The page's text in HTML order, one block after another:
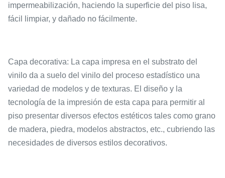
impermeabilización, haciendo la superficie del piso lisa,
fácil limpiar, y dañado no fácilmente.
Capa decorativa: La capa impresa en el substrato del
vinilo da a suelo del vinilo del proceso estadístico una
variedad de modelos y de texturas. El diseño y la
tecnología de la impresión de esta capa para permitir al
piso presentar diversos efectos estéticos tales como grano
de madera, piedra, modelos abstractos, etc., cubriendo las
necesidades de diversos estilos decorativos.